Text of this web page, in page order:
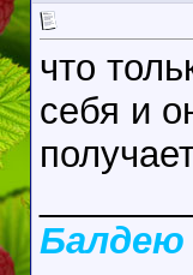
что
себя и
Балдею